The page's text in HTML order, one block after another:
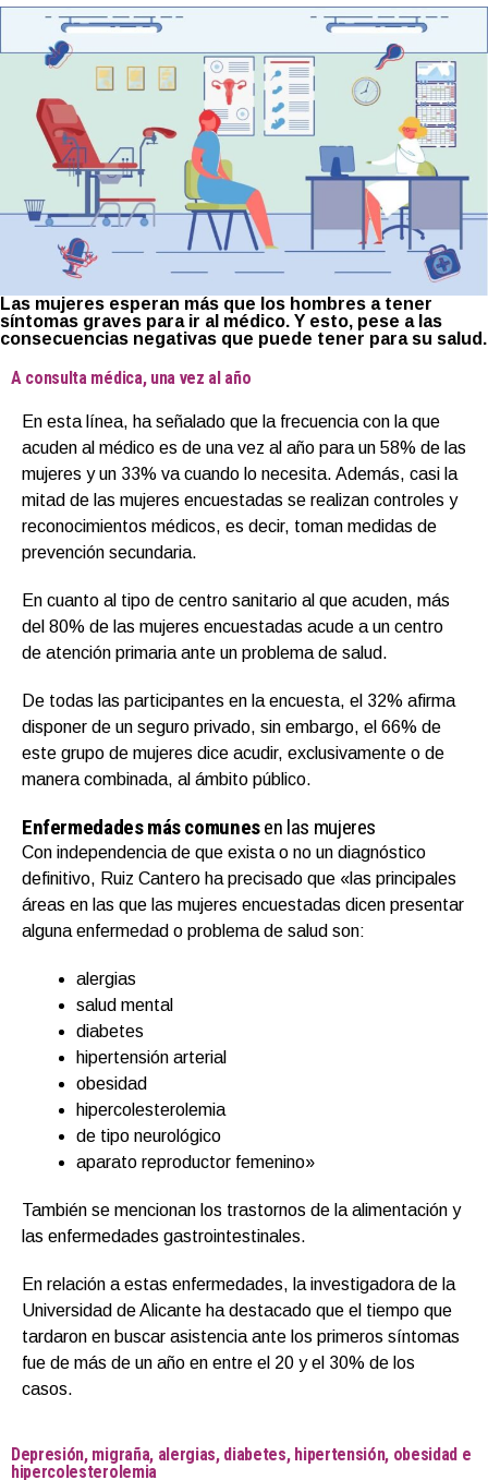
Las mujeres esperan más que los hombres a tener
síntomas graves para ir al médico. Y esto, pese a las
consecuencias negativas que puede tener para su salud.
A consulta médica, una vez al año
En esta línea, ha señalado que la frecuencia con la que
acuden al médico es de una vez al año para un 58% de las
mujeres y un 33% va cuando lo necesita. Además, casi la
mitad de las mujeres encuestadas se realizan controles y
reconocimientos médicos, es decir, toman medidas de
prevención secundaria.
En cuanto al tipo de centro sanitario al que acuden, más
del 80% de las mujeres encuestadas acude a un centro
de atención primaria ante un problema de salud.
De todas las participantes en la encuesta, el 32% afirma
disponer de un seguro privado, sin embargo, el 66% de
este grupo de mujeres dice acudir, exclusivamente o de
manera combinada, al ámbito público.
Enfermedades más comunesen las mujeres
Con independencia de que exista o no un diagnóstico
definitivo, Ruiz Cantero ha precisado que «las principales
áreas en las que las mujeres encuestadas dicen presentar
alguna enfermedad o problema de salud son:
alergias
salud mental
diabetes
hipertensión arterial
obesidad
hipercolesterolemia
de tipo neurológico
aparato reproductor femenino»
También se mencionan los trastornos de la alimentación y
las enfermedades gastrointestinales.
En relación a estas enfermedades, la investigadora de la
Universidad de Alicante ha destacado que el tiempo que
tardaron en buscar asistencia ante los primeros síntomas
fue de más de un año en entre el 20 y el 30% de los
casos.
Depresión, migraña, alergias, diabetes, hipertensión, obesidad e
hipercolesterolemia